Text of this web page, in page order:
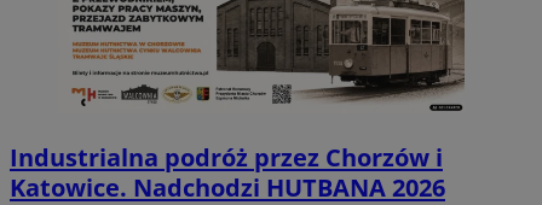
Industrialna podróż przez Chorzów i
Katowice. Nadchodzi HUTBANA 2026